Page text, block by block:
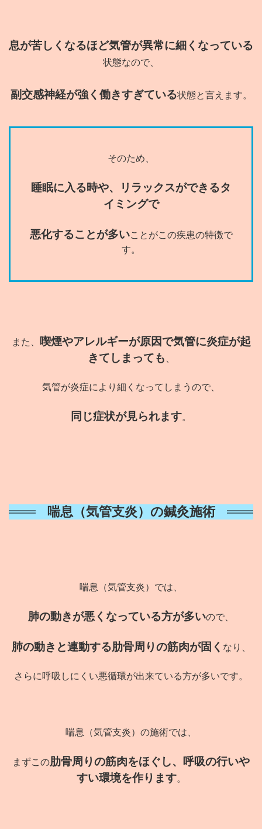
息が苦しくなるほど気管が異常に細くなっている
状態なので、
副交感神経が強く働きすぎている状態と言えます。
そのため、
睡眠に入る時や、リラックスができるタ
イミングで
悪化することが多いことがこの疾患の特徴で
す。
また、
喫煙やアレルギーが原因で気管に炎症が起
きてしまっても
気管が炎症により細くなってしまうので、
同じ症状が見られます。
喘息（気管支炎）の鍼灸施術
喘息（気管支炎）では、
肺の動きが悪くなっている方が多いので、
肺の動きと連動する肋骨周りの筋肉が固く なり、
さらに呼吸しにくい悪循環が出来ている方が多いです。
喘息（気管支炎）の施術では、
まずこの肋骨周りの筋肉をほぐし、呼吸の行いや
すい環境を作ります。